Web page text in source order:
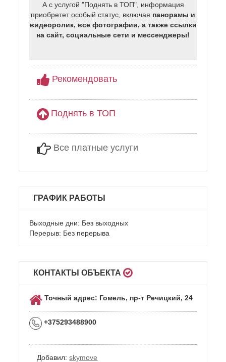
А с услугой "Поднять в ТОП", информация
приобретет особый статус, включая панорамы и
видеоролик, все фотографии, а также ссылки
на сайт, социальные сети и мессенджеры!
Рекомендовать
Поднять в ТОП
Все платные услуги
ГРАФИК РАБОТЫ
Выходные дни: Без выходных
Перерыв: Без перерыва
КОНТАКТЫ ОБЪЕКТА
Точный адрес: Гомель, пр-т Речицкий, 24
+375293488900
Добавил: skymove